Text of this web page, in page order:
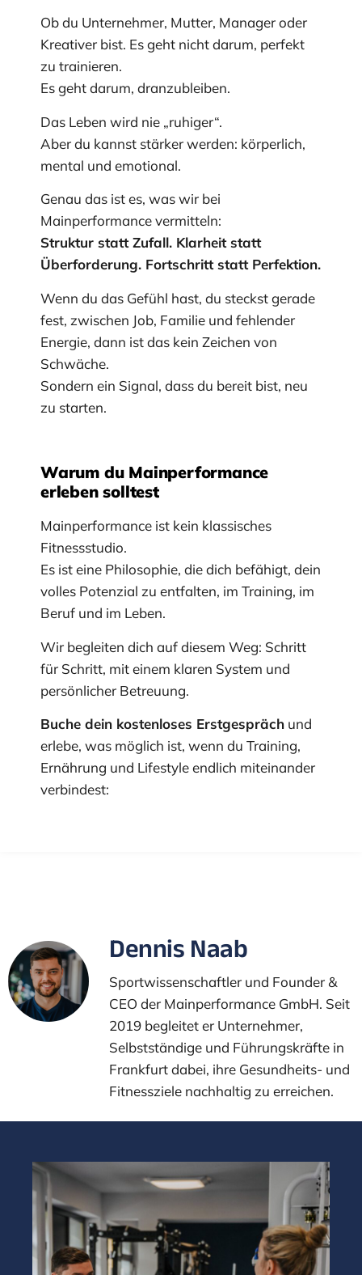
Ob du Unternehmer, Mutter, Manager oder
Kreativer bist. Es geht nicht darum, perfekt
zu trainieren.
Es geht darum, dranzubleiben.
Das Leben wird nie „ruhiger“.
Aber du kannst stärker werden: körperlich,
mental und emotional.
Genau das ist es, was wir bei
Mainperformance vermitteln:
Struktur statt Zufall. Klarheit statt
Überforderung. Fortschritt statt Perfektion.
Wenn du das Gefühl hast, du steckst gerade
fest, zwischen Job, Familie und fehlender
Energie, dann ist das kein Zeichen von
Schwäche.
Sondern ein Signal, dass du bereit bist, neu
zu starten.
Warum du Mainperformance
erleben solltest
Mainperformance ist kein klassisches
Fitnessstudio.
Es ist eine Philosophie, die dich befähigt, dein
volles Potenzial zu entfalten, im Training, im
Beruf und im Leben.
Wir begleiten dich auf diesem Weg: Schritt
für Schritt, mit einem klaren System und
persönlicher Betreuung.
Buche dein kostenloses Erstgespräch und
erlebe, was möglich ist, wenn du Training,
Ernährung und Lifestyle endlich miteinander
verbindest:
Dennis Naab
Sportwissenschaftler und Founder &
CEO der Mainperformance GmbH. Seit
2019 begleitet er Unternehmer,
Selbstständige und Führungskräfte in
Frankfurt dabei, ihre Gesundheits- und
Fitnessziele nachhaltig zu erreichen.